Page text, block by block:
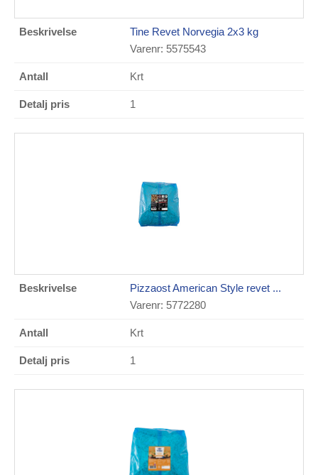
Tine Revet Norvegia 2x3 kg
Varenr: 5575543
Krt
1
Pizzaost American Style revet ...
Varenr: 5772280
Krt
1